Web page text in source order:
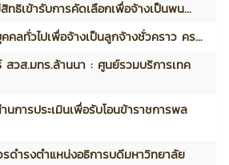
ทธิเข้ารับการคัดเลือกเพื่อจ้างเป็นพน...
คลทั่วไปเพื่อจ้างเป็นลูกจ้างชั่วคราว คร...
สวส.มทร.ล้านนา : ศูนย์รวมบริการเทค
นการประเมินเพื่อรับโอนข้าราชการพล
ดำรงตำแหน่งอธิการบดีมหาวิทยาลัย